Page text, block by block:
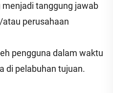
tanggung jawab
perusahaan
pengguna dalam waktu
di pelabuhan tujuan.